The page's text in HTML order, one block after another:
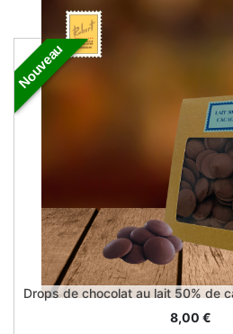
Nouveau
Drops de chocolat au lait 50% de
8,00 €